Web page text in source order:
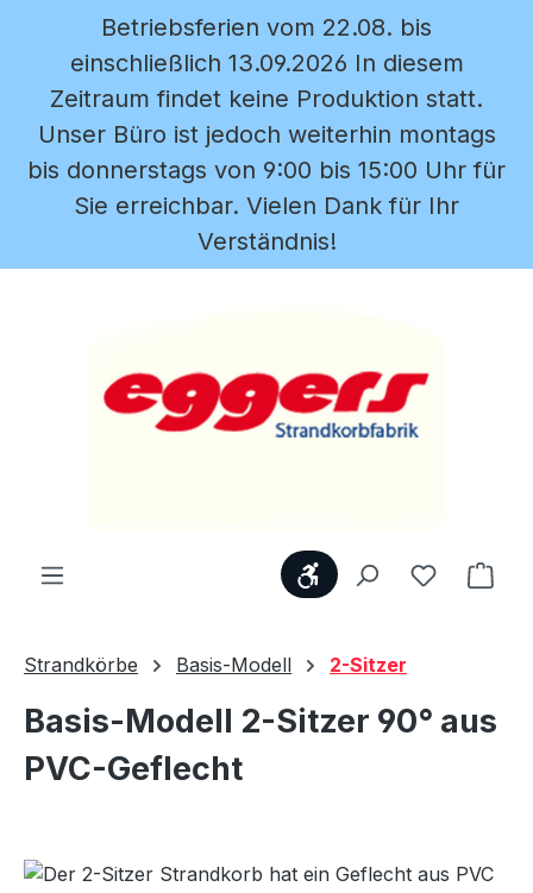
Zum Hauptinhalt springen
Betriebsferien vom 22.08. bis
einschließlich 13.09.2026 In diesem
Zeitraum findet keine Produktion statt.
Unser Büro ist jedoch weiterhin montags
bis donnerstags von 9:00 bis 15:00 Uhr für
Sie erreichbar. Vielen Dank für Ihr
Verständnis!
WerkzeugleisteDu hast 0
Strandkörbe Basis-Modell 2-Sitzer
Basis-Modell 2-Sitzer 90° aus
PVC-Geflecht
Bildergalerie überspringen